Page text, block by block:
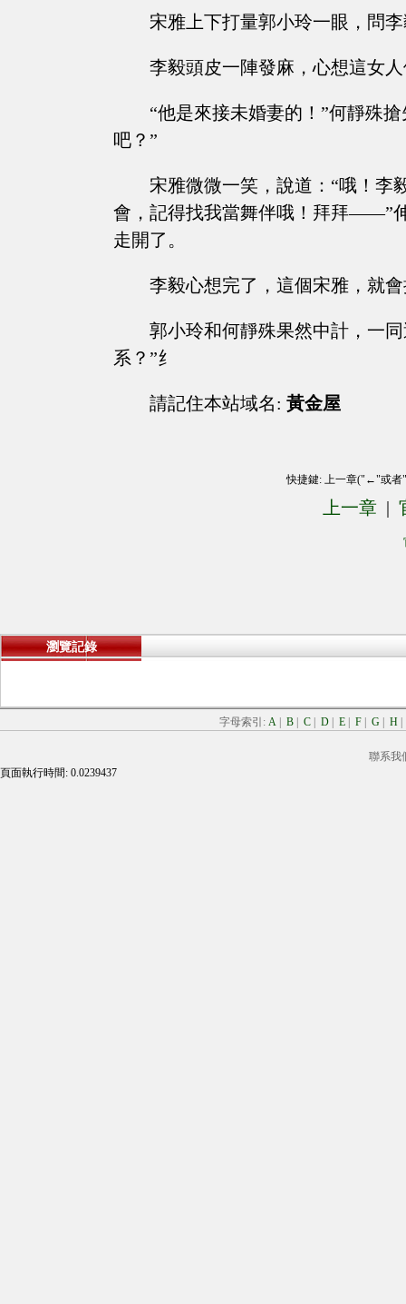
宋雅上下打量郭小玲一眼，問
李毅頭皮一陣發麻，心想這女
“他是來接未婚妻的！”何靜殊
吧？”
宋雅微微一笑，說道：“哦！李
會，記得找我當舞伴哦！拜拜——”
走開了。
李毅心想完了，這個宋雅，就
郭小玲和何靜殊果然中計，一
系？”纟
請記住本站域名: 黃金屋
快捷鍵: 上一章("←"或
上一章 |
瀏覽記錄
字母索引: A B C D E F G H
聯系我
頁面執行時間: 0.0239437